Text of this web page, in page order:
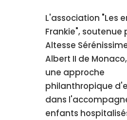
L'association "Les
Frankie", soutenue
Altesse
Albert II de
une approche
philanthropique
dans
enfants